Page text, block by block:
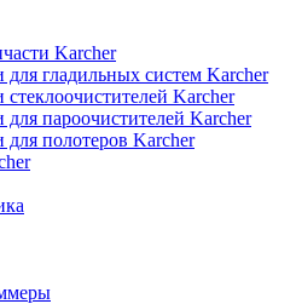
Karcher
гладильных систем Karcher
Karcher
пароочистителей Karcher
полотеров Karcher